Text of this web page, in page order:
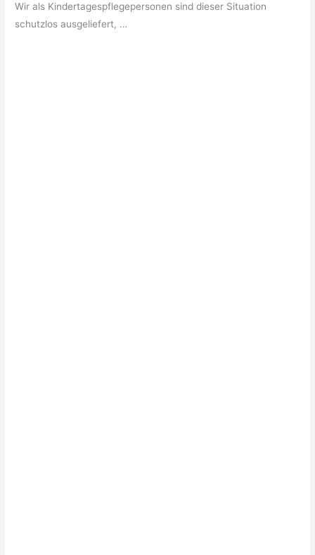
Wir als Kindertagespflegepersonen sind dieser Situation
schutzlos ausgeliefert, …